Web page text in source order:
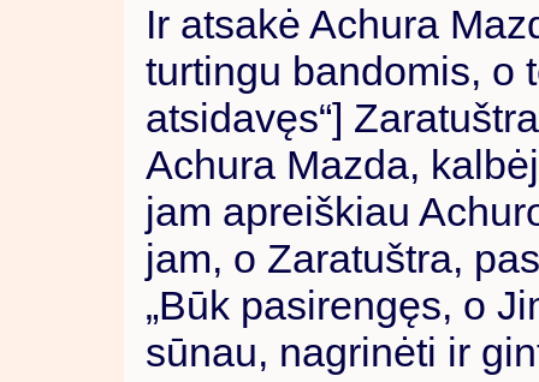
Ir atsakė Achura
turtingu bandomis, o
atsidavęs“]
Achura Mazda,
jam apreiškiau
jam, o Zaratuštra,
„Būk pasirengęs, o
sūnau, nagrinėti ir